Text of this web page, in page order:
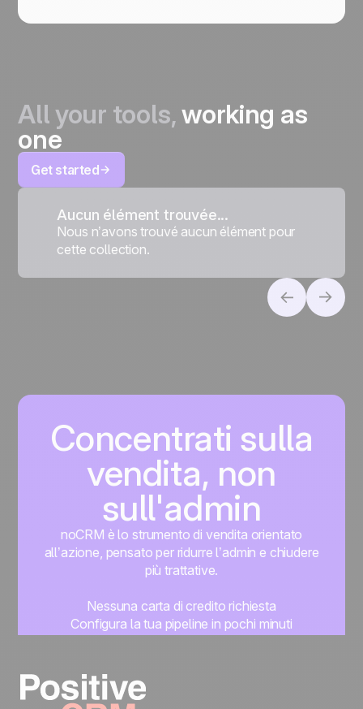
All your tools,working as
one
Get started
Aucun élément trouvée...
Nous n’avons trouvé aucun élément pour
cette collection.
Concentrati sulla
vendita, non
sull'admin
noCRM è lo strumento di vendita orientato
all’azione, pensato per ridurre l’admin e chiudere
più trattative.
Nessuna carta di credito richiesta
Configura la tua pipeline in pochi minuti